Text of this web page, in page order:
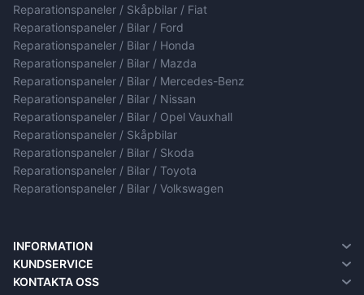
Reparationspaneler / Skåpbilar / Fiat
Reparationspaneler / Bilar / Ford
Reparationspaneler / Bilar / Honda
Reparationspaneler / Bilar / Mazda
Reparationspaneler / Bilar / Mercedes-Benz
Reparationspaneler / Bilar / Nissan
Reparationspaneler / Bilar / Opel Vauxhall
Reparationspaneler / Skåpbilar
Reparationspaneler / Bilar / Skoda
Reparationspaneler / Bilar / Toyota
Reparationspaneler / Bilar / Volkswagen
INFORMATION
Om oss
Information om leverans
KUNDSERVICE
Kontakta oss
KONTAKTA OSS